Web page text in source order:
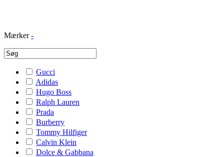
Mærker -
Gucci
Adidas
Hugo Boss
Ralph Lauren
Prada
Burberry
Tommy Hilfiger
Calvin Klein
Dolce & Gabbana